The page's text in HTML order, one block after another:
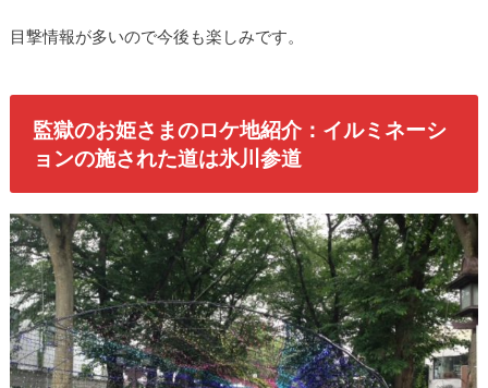
目撃情報が多いので今後も楽しみです。
監獄のお姫さまのロケ地紹介：イルミネーシ
ョンの施された道は氷川参道